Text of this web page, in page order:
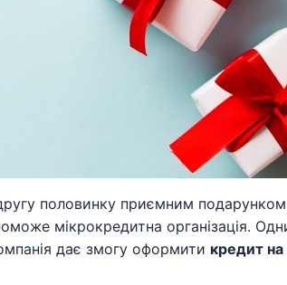
половинку приємним
мікрокредитна організація.
дає змогу оформити кредит